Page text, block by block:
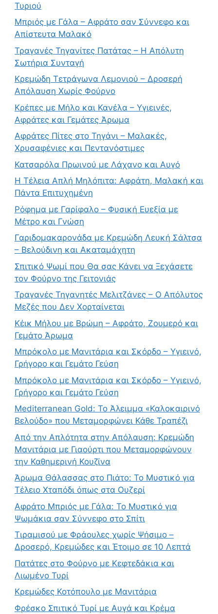
Τυριού
Μπριός με Γάλα – Αφράτο σαν Σύννεφο και
Απίστευτα Μαλακό
Τραγανές Τηγανίτες Πατάτας – Η Απόλυτη
Σωτήρια Συνταγή
Κρεμώδη Τετράγωνα Λεμονιού – Δροσερή
Απόλαυση Χωρίς Φούρνο
Κρέπες με Μήλο και Κανέλα – Υγιεινές,
Αφράτες και Γεμάτες Άρωμα
Αφράτες Πίτες στο Τηγάνι – Μαλακές,
Χρυσαφένιες και Πεντανόστιμες
Κατσαρόλα Πρωινού με Λάχανο και Αυγό
Η Τέλεια Απλή Μηλόπιτα: Αφράτη, Μαλακή και
Πάντα Επιτυχημένη
Ρόφημα με Γαρίφαλο – Φυσική Ευεξία με
Μέτρο και Γνώση
Γαριδομακαρονάδα με Κρεμώδη Λευκή Σάλτσα
– Βελούδινη και Ακαταμάχητη
Σπιτικό Ψωμί που Θα σας Κάνει να Ξεχάσετε
τον Φούρνο της Γειτονιάς
Τραγανές Τηγανητές Μελιτζάνες – Ο Απόλυτος
Μεζές που Δεν Χορταίνεται
Κέικ Μήλου με Βρώμη – Αφράτο, Ζουμερό και
Γεμάτο Άρωμα
Μπρόκολο με Μανιτάρια και Σκόρδο – Υγιεινό,
Γρήγορο και Γεμάτο Γεύση
Μπρόκολο με Μανιτάρια και Σκόρδο – Υγιεινό,
Γρήγορο και Γεμάτο Γεύση
Mediterranean Gold: Το Άλειμμα «Καλοκαιρινό
Βελούδο» που Μεταμορφώνει Κάθε Τραπέζι
Από την Απλότητα στην Απόλαυση: Κρεμώδη
Μανιτάρια με Γιαούρτι που Μεταμορφώνουν
την Καθημερινή Κουζίνα
Άρωμα Θάλασσας στο Πιάτο: Το Μυστικό για
Τέλειο Χταπόδι όπως στα Ουζερί
Αφράτο Μπριός με Γάλα: Το Μυστικό για
Ψωμάκια σαν Σύννεφο στο Σπίτι
Τιραμισού με Φράουλες χωρίς Ψήσιμο –
Δροσερό, Κρεμώδες και Έτοιμο σε 10 Λεπτά
Πατάτες στο Φούρνο με Κεφτεδάκια και
Λιωμένο Τυρί
Κρεμώδες Κοτόπουλο με Μανιτάρια
Φρέσκο Σπιτικό Τυρί με Αυγά και Κρέμα